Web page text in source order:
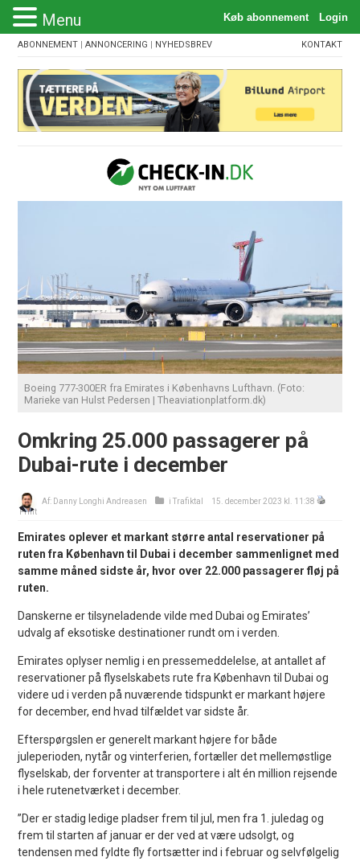
ABONNEMENT |ANNONCERING | NYHEDSBREV KONTAKT
Boeing 777-300ER fra Emirates i Københavns Lufthavn. (Foto:
Marieke van Hulst Pedersen | Theaviationplatform.dk)
Omkring 25.000 passagerer på
Dubai-rute i december
Af: Danny Longhi Andreasen iTrafiktal
15. december 2023 kl. 11:38
Print
Emirates oplever et markant større antal reservationer på
ruten fra København til Dubai i december sammenlignet med
samme måned sidste år, hvor over 22.000 passagerer fløj på
ruten.
Danskerne er tilsyneladende vilde med Dubai og Emirates’
udvalg af eksotiske destinationer rundt om i verden.
Emirates oplyser nemlig i en pressemeddelelse, at antallet af
reservationer på flyselskabets rute fra København til Dubai og
videre ud i verden på nuværende tidspunkt er markant højere
for december, end hvad tilfældet var sidste år.
Efterspørgslen er generelt markant højere for både
juleperioden, nytår og vinterferien, fortæller det mellemøstlige
flyselskab, der forventer at transportere i alt én million rejsende
i hele rutenetværket i december.
”Der er stadig ledige pladser frem til jul, men fra 1. juledag og
frem til starten af januar er der ved at være udsolgt, og
tendensen med fyldte fly fortsætter ind i februar og selvfølgelig
Menu